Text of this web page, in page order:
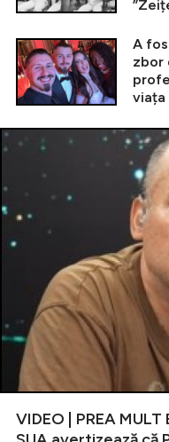
A
zbor
viața
VIDEO | PREA